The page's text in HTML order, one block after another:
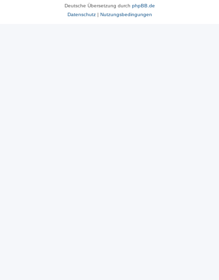
Deutsche Übersetzung durch phpBB.de
Datenschutz| Nutzungsbedingungen